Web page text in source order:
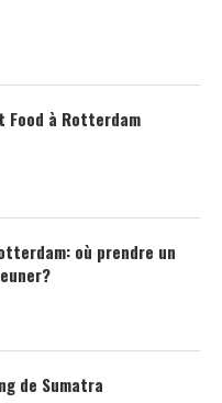
Food à Rotterdam
où prendre un
de Sumatra